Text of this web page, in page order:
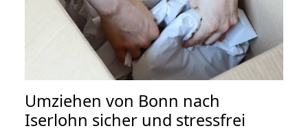
Umziehen von Bonn nach
Iserlohn sicher und stressfrei